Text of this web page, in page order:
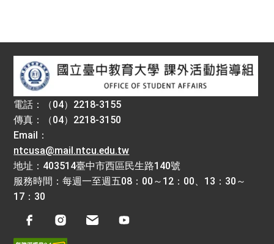
電話：（04）2218-3155
傳真：（04）2218-3150
Email：
ntcusa@mail.ntcu.edu.tw
地址：403514臺中市西區民生路140號
服務時間：每週一至週五08：00～12：00、13：30～
17：30
FacebookInstagram電子信箱Youtube